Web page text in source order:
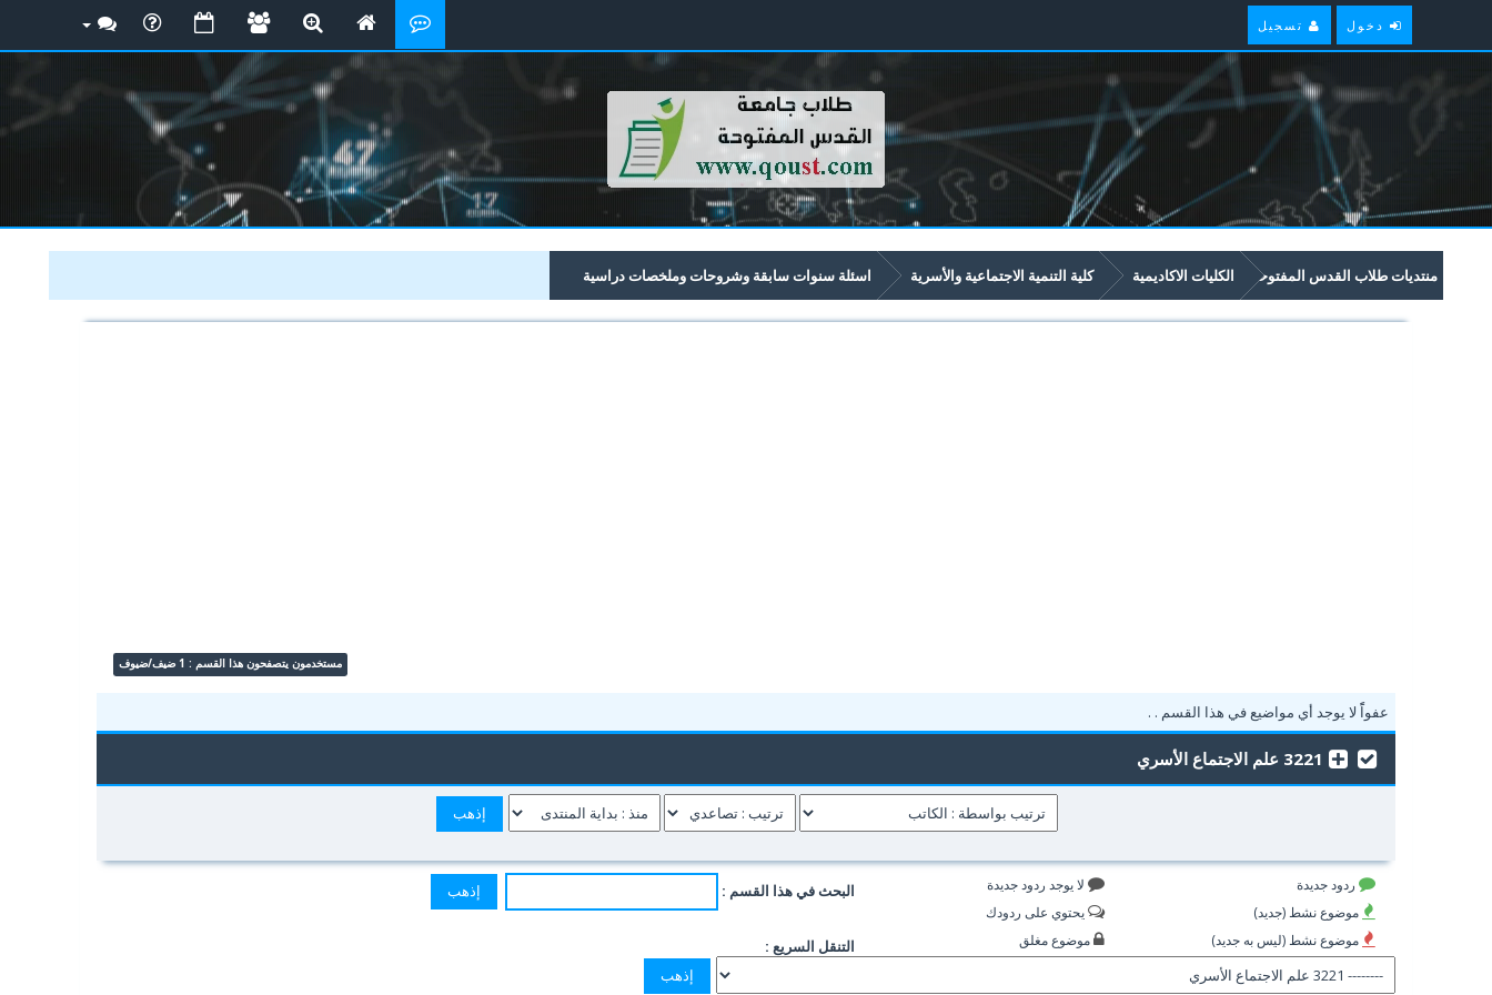
دخول تسجيل
منتديات طلاب القدس المفتوحة الكليات الاكاديمية كلية التنمية الاجتماعية والأسرية اسئلة سنوات سابقة وشروحات وملخصات دراسية
امتحانات سابقة وملخصات لمواد مستوى سنة ثانية في برنامج التنمية الاجتماعية والأسرية تبدأ برقم 32xx 3221 علم الاجتماع الأسري
مستخدمون يتصفحون هذا القسم : 1 ضيف/ضيوف
عفواًً لا يوجد أي مواضيع في هذا القسم . .
3221 علم الاجتماع الأسري
ردود جديدة
موضوع نشط (جديد)
موضوع نشط (ليس به جديد)
لا يوجد ردود جديدة
يحتوي على ردودك
موضوع مغلق
البحث في هذا القسم :
التنقل السريع :